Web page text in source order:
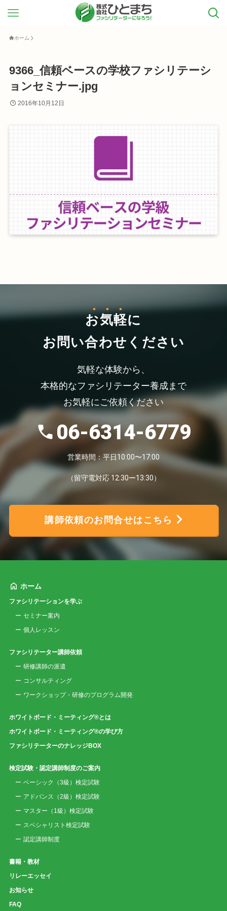
ホーム
9366_信頼ベースの学校ファシリテーシ
ョンセミナー.jpg
2016年10月12日
お気軽に
お問い合わせください
気軽な体験から、
本格的なファシリテーター養成まで
お気軽にご依頼ください
06-6314-6779
営業時間：平日10:00〜17:00
（留守電対応 12:30ー13:30）
講師依頼のお問合せはこちら
ホーム
ファシリテーションを学ぶ
セミナー案内
個人レッスン
ファシリテーター講師依頼
研修講師の派遣
コンサルティング
ワークショップ・研修のプログラム開発
ホワイトボード・ミーティング®とは
ホワイトボード・ミーティング®の学び方
ファシリテーターのナレッジBOX
検定試験・認定講師制度のご案内
ベーシック（3級）検定試験
アドバンス（2級）検定試験
マスター（1級）検定試験
スペシャリスト検定試験
認定講師制度
書籍・教材
リレーエッセイ
お知らせ
FAQ